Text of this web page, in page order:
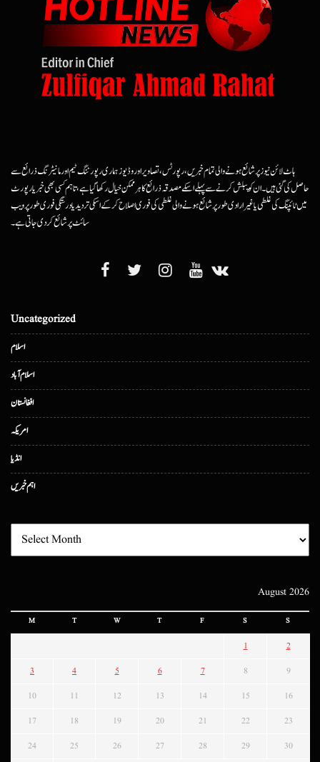
ہاٹ لائن نیوز پر شائع ہونے والی تمام خبریں، رپورٹس، تصاویر اور وڈیوز ہماری رپورٹنگ ٹیم اور مانیٹرنگ ذرائع سے
حاصل کی گئی ہیں۔ ان کو پبلش کرنے سے پہلے اسکے مصدقہ ذرائع کا ہرممکن خیال رکھا گیا ہے، تاہم کسی بھی خبر یا رپورٹ
میں ٹائپنگ کی غلطی یا غیرارادی طور پر شائع ہونے والی غلطی کی فوری اصلاح کرکے اسکی تردید یا درستگی فوری طور پر ویب
سائٹ پر شائع کردی جاتی ہے۔
Uncategorized
اسلام
اسلام آباد
افغانستان
امریکہ
انڈیا
اہم خبریں
August 2026
M T W T F S S
1 2
3 4 5 6 7 8 9
10 11 12 13 14 15 16
17 18 19 20 21 22 23
24 25 26 27 28 29 30